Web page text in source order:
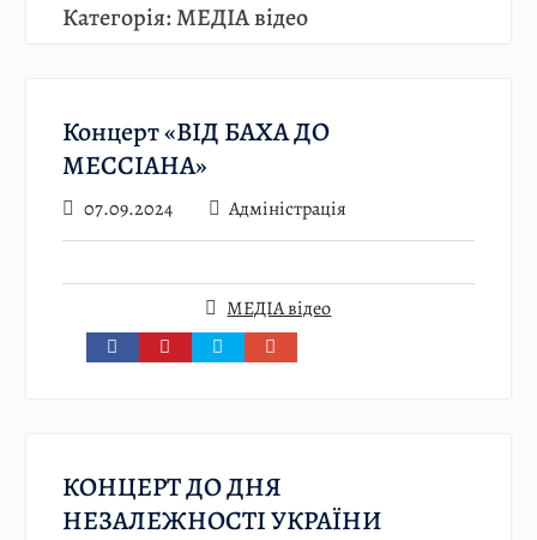
Категорія:МЕДІА відео
Концерт «ВІД БАХА ДО
МЕССІАНА»
07.09.2024 Адміністрація
МЕДІА відео
КОНЦЕРТ ДО ДНЯ
НЕЗАЛЕЖНОСТІ УКРАЇНИ